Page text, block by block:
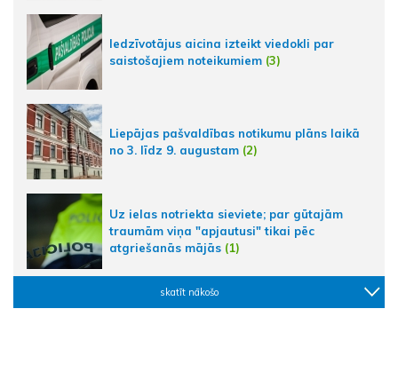
Iedzīvotājus aicina izteikt viedokli par
saistošajiem noteikumiem (3)
Liepājas pašvaldības notikumu plāns laikā
no 3. līdz 9. augustam (2)
Uz ielas notriekta sieviete; par gūtajām
traumām viņa "apjautusi" tikai pēc
atgriešanās mājās (1)
skatīt nākošo